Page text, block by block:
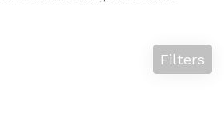
Filters